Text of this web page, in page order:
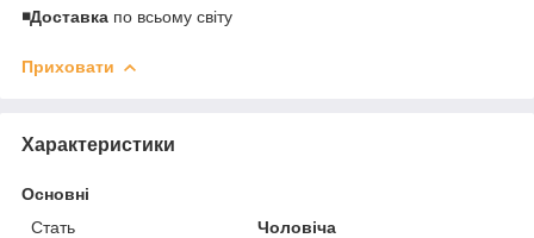
◾️Доставка по всьому світу
Приховати
Характеристики
Основні
Стать
Чоловіча